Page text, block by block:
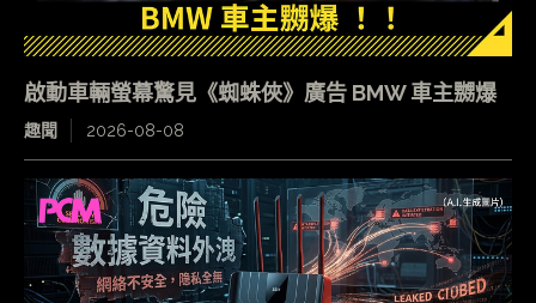
啟動車輛螢幕驚見《蜘蛛俠》廣告 BMW 車主嬲爆
趣聞 2026-08-08